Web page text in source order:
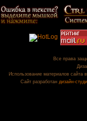
Все права
Использование материалов сайта
Сайт разработан дизайн-